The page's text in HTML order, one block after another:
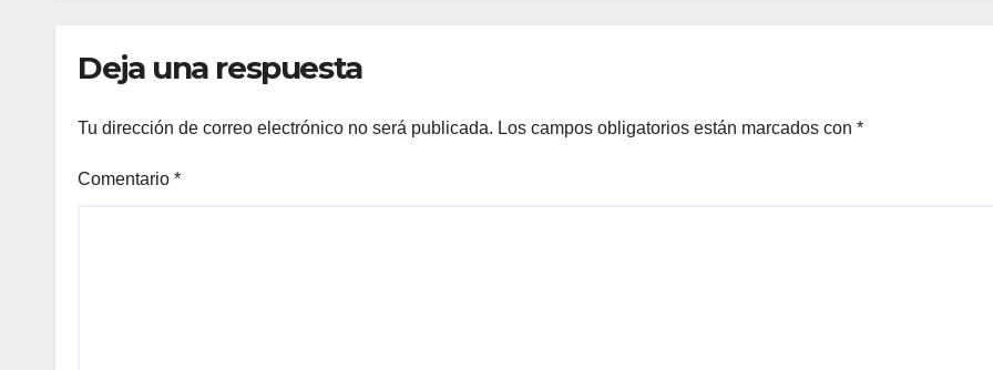
Deja una respuesta
Tu dirección de correo electrónico no será publicada. Los campos obligatorios están marcados con *
Comentario *